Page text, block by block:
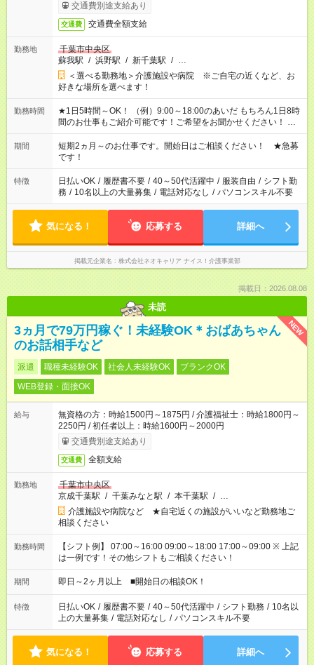
交通費別途支給あり
交通費 交通費全額支給
勤務地
千葉市中央区
蘇我駅 / 浜野駅 / 新千葉駅 / …
＜選べる勤務地＞介護施設や病院 ※ご自宅の近くなど、お
好きな場所を選べます！
勤務時間
★1日5時間～OK！ （例）9:00～18:00のあいだ もちろん1日8時
間のお仕事もご紹介可能です！ご希望をお聞かせください！ ※
週最低15時間以上の勤務が必要です
期間
短期2ヵ月～のお仕事です。開始日はご相談ください！ ★急募
です！
特徴 日払いOK / 履歴書不要 / 40～50代活躍中 / 服装自由 / シフト勤
務 / 10名以上の大量募集 / 電話対応なし / パソコンスキル不要
気になる！ 応募する 詳細へ
掲載元企業名 株式会社ネオキャリア ナイス！介護事業部
掲載日：2026.08.08
未読
NEW
3ヵ月で79万円稼ぐ！未経験OK＊おばあちゃん
のお話相手など
派遣 職種未経験OK 社会人未経験OK
ブランクOK
WEB登録・面接OK
給与
無資格の方：時給1500円～1875円 / 介護福祉士：時給1800円～
2250円 / 初任者以上：時給1600円～2000円
交通費別途支給あり
交通費 全額支給
勤務地
千葉市中央区
京成千葉駅 / 千葉みなと駅 / 本千葉駅 / …
介護施設や病院など ★自宅近くの施設がいいなど勤務地ご
相談ください
勤務時間
【シフト例】 07:00～16:00 09:00～18:00 17:00～09:00 ※ 上記
は一例です！その他シフトもご相談ください！
期間 即日～2ヶ月以上 ■開始日の相談OK！
特徴 日払いOK / 履歴書不要 / 40～50代活躍中 / シフト勤務 / 10名以
上の大量募集 / 電話対応なし / パソコンスキル不要
気になる！ 応募する 詳細へ